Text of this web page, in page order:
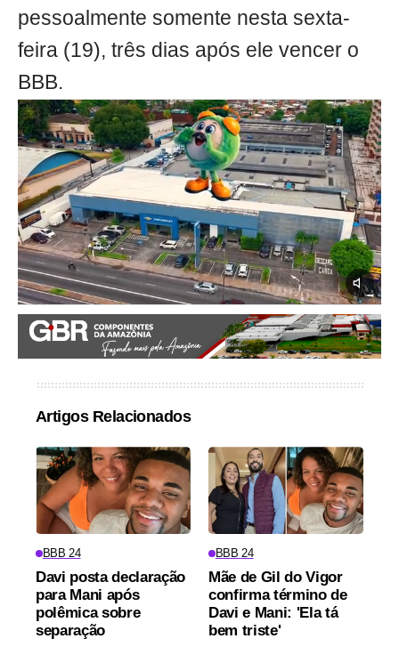
pessoalmente somente nesta sexta-
feira (19), três dias após ele vencer o
BBB.
Artigos Relacionados
BBB 24
Davi posta declaração
para Mani após
polêmica sobre
separação
BBB 24
Mãe de Gil do Vigor
confirma término de
Davi e Mani: 'Ela tá
bem triste'